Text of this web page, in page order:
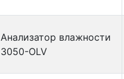
Анализатор влажности
3050-OLV